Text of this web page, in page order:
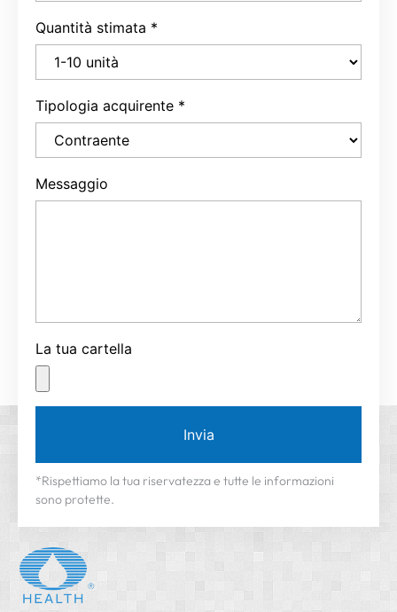
Quantità stimata *
Tipologia acquirente *
Messaggio
La tua cartella
Invia
*Rispettiamo la tua riservatezza e tutte le informazioni
sono protette.